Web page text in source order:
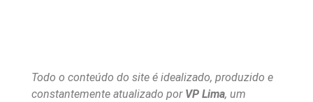
Todo o conteúdo do site é idealizado, produzido e
constantemente atualizado por VP Lima, um